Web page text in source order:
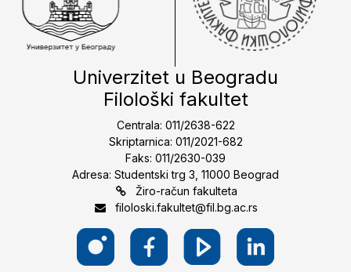
Univerzitet u Beogradu
Filološki fakultet
Centrala: 011/2638-622
Skriptarnica: 011/2021-682
Faks: 011/2630-039
Adresa: Studentski trg 3, 11000 Beograd
Žiro-račun fakulteta
filoloski.fakultet@fil.bg.ac.rs